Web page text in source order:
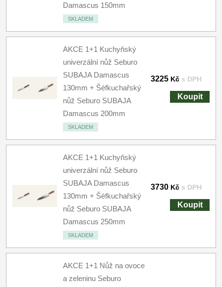
Damascus 150mm
SKLADEM
AKCE 1+1 Kuchyňský
univerzální nůž Seburo
SUBAJA Damascus
130mm + Šéfkuchařský
nůž Seburo SUBAJA
Damascus 200mm
SKLADEM
3225 Kč s DPH
Koupit
AKCE 1+1 Kuchyňský
univerzální nůž Seburo
SUBAJA Damascus
130mm + Šéfkuchařský
nůž Seburo SUBAJA
Damascus 250mm
SKLADEM
3730 Kč s DPH
Koupit
AKCE 1+1 Nůž na ovoce
a zeleninu Seburo